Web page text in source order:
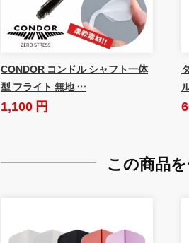
CONDOR コンドル シャフト一体
型 フライト 無地 …
1,100 円
この商品